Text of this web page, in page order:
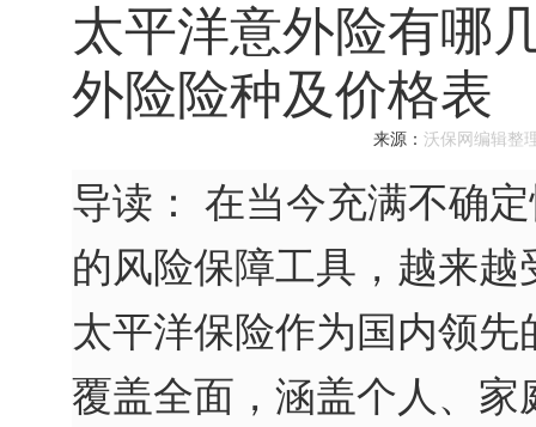
太平洋意外险有哪
外险险种及价格表
来源： 沃保网编辑整
导读：
在当今充满不确
的风险保障工具，越来
太平洋保险作为国内领
覆盖全面，涵盖个人、